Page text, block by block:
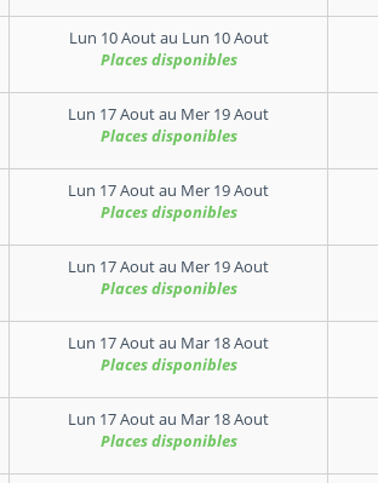
Lun 10 Aoutau Lun 10 Aout
Places disponibles
Lun 17 Aoutau Mer 19 Aout
Places disponibles
Lun 17 Aoutau Mer 19 Aout
Places disponibles
Lun 17 Aoutau Mer 19 Aout
Places disponibles
Lun 17 Aoutau Mar 18 Aout
Places disponibles
Lun 17 Aoutau Mar 18 Aout
Places disponibles